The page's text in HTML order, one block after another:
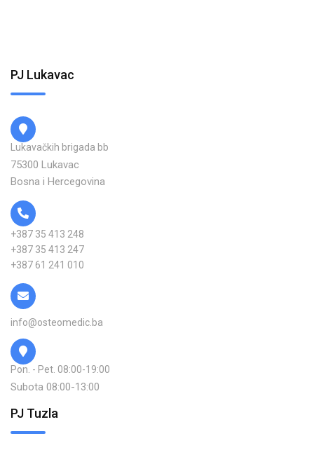
PJ Lukavac
Lukavačkih brigada bb
75300 Lukavac
Bosna i Hercegovina
+387 35 413 248
+387 35 413 247
+387 61 241 010
info@osteomedic.ba
Pon. - Pet. 08:00-19:00
Subota 08:00-13:00
PJ Tuzla